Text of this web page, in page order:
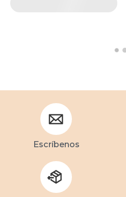
Escríbenos